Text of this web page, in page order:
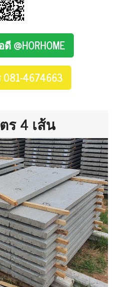
@HORHOME
4674663
ร 4 เส้น